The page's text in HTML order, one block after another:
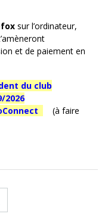
sur l’ordinateur,
et de paiement en
du club
2026
(à faire